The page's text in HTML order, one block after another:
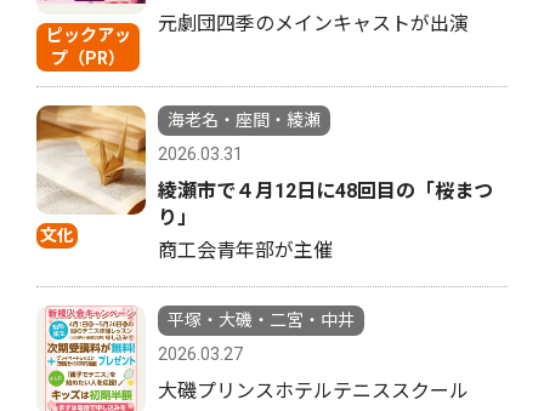
ピックアッ
プ（PR）
元劇団四季のメインキャストが出演
文化
海老名・座間・綾瀬
2026.03.31
綾瀬市で４月12日に48回目の「桜まつ
り」
商工会青年部が主催
平塚・大磯・二宮・中井
2026.03.27
大磯プリンスホテルテニススクール